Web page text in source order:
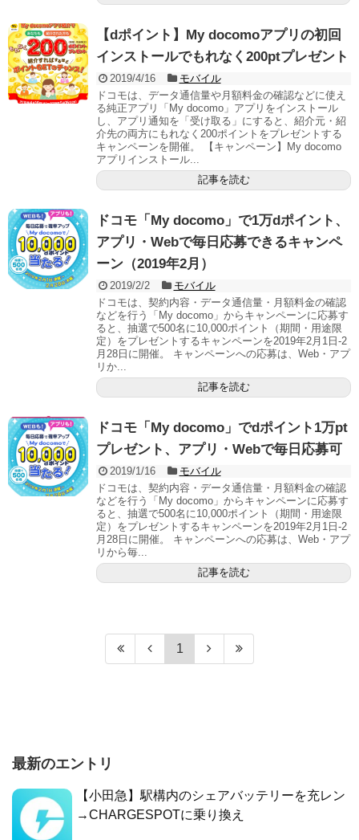
【dポイント】My docomoアプリの初回
インストールでもれなく200ptプレゼント
2019/4/16
モバイル
ドコモは、データ通信量や月額料金の確認などに使え
る純正アプリ「My docomo」アプリをインストール
し、アプリ通知を「受け取る」にすると、紹介元・紹
介先の両方にもれなく200ポイントをプレゼントする
キャンペーンを開催。 【キャンペーン】My docomo
アプリインストール...
記事を読む
ドコモ「My docomo」で1万dポイント、
アプリ・Webで毎日応募できるキャンペ
ーン（2019年2月）
2019/2/2
モバイル
ドコモは、契約内容・データ通信量・月額料金の確認
などを行う「My docomo」からキャンペーンに応募す
ると、抽選で500名に10,000ポイント（期間・用途限
定）をプレゼントするキャンペーンを2019年2月1日-2
月28日に開催。 キャンペーンへの応募は、Web・アプ
リか...
記事を読む
ドコモ「My docomo」でdポイント1万pt
プレゼント、アプリ・Webで毎日応募可
2019/1/16
モバイル
ドコモは、契約内容・データ通信量・月額料金の確認
などを行う「My docomo」からキャンペーンに応募す
ると、抽選で500名に10,000ポイント（期間・用途限
定）をプレゼントするキャンペーンを2019年2月1日-2
月28日に開催。 キャンペーンへの応募は、Web・アプ
リから毎...
記事を読む
1
最新のエントリ
【小田急】駅構内のシェアバッテリーを充レン
→CHARGESPOTに乗り換え